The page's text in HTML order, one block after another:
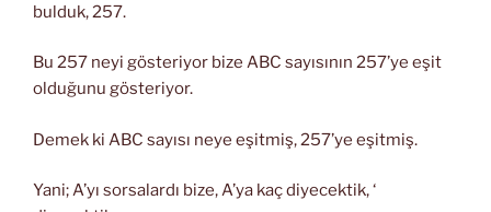
bulduk, 257.
Bu 257 neyi gösteriyor bize ABC sayısının 257’ye eşit
olduğunu gösteriyor.
Demek ki ABC sayısı neye eşitmiş, 257’ye eşitmiş.
Yani; A’yı sorsalardı bize, A’ya kaç diyecektik, ‘